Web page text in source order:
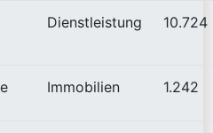
Dienstleistung 10.724
Immobilien 1.242